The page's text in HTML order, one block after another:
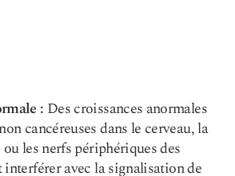
: Des croissances anormales
cancéreuses dans le cerveau, la
les nerfs périphériques des
interférer avec la signalisation de